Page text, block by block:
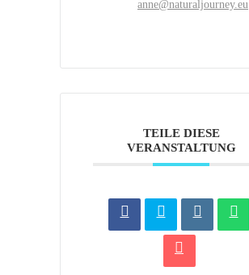
anne@naturaljourney.eu
TEILE DIESE
VERANSTALTUNG